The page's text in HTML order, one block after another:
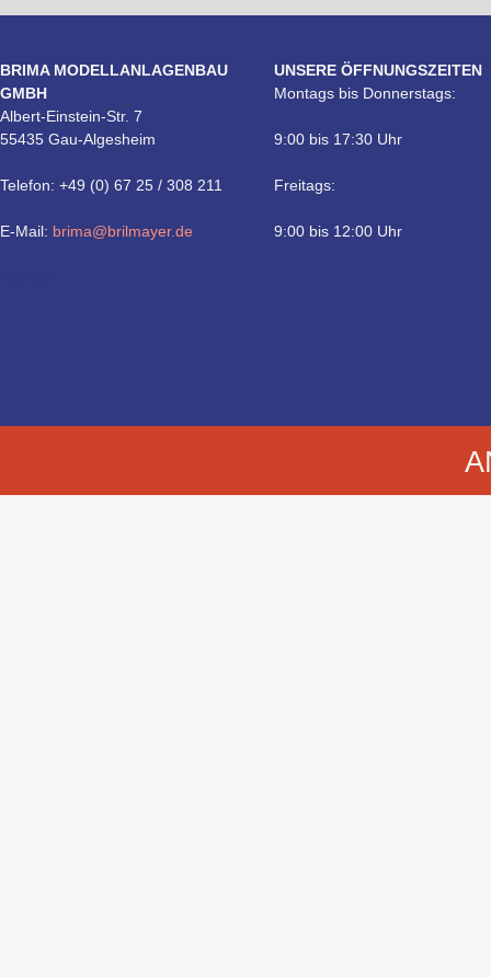
BRIMA MODELLANLAGENBAU
GMBH
Albert-Einstein-Str. 7
55435 Gau-Algesheim
Telefon: +49 (0) 67 25 / 308 211
E-Mail: brima@brilmayer.de
UNSERE ÖFFNUNGSZEITEN
Montags bis Donnerstags:
9:00 bis 17:30 Uhr
Freitags:
9:00 bis 12:00 Uhr